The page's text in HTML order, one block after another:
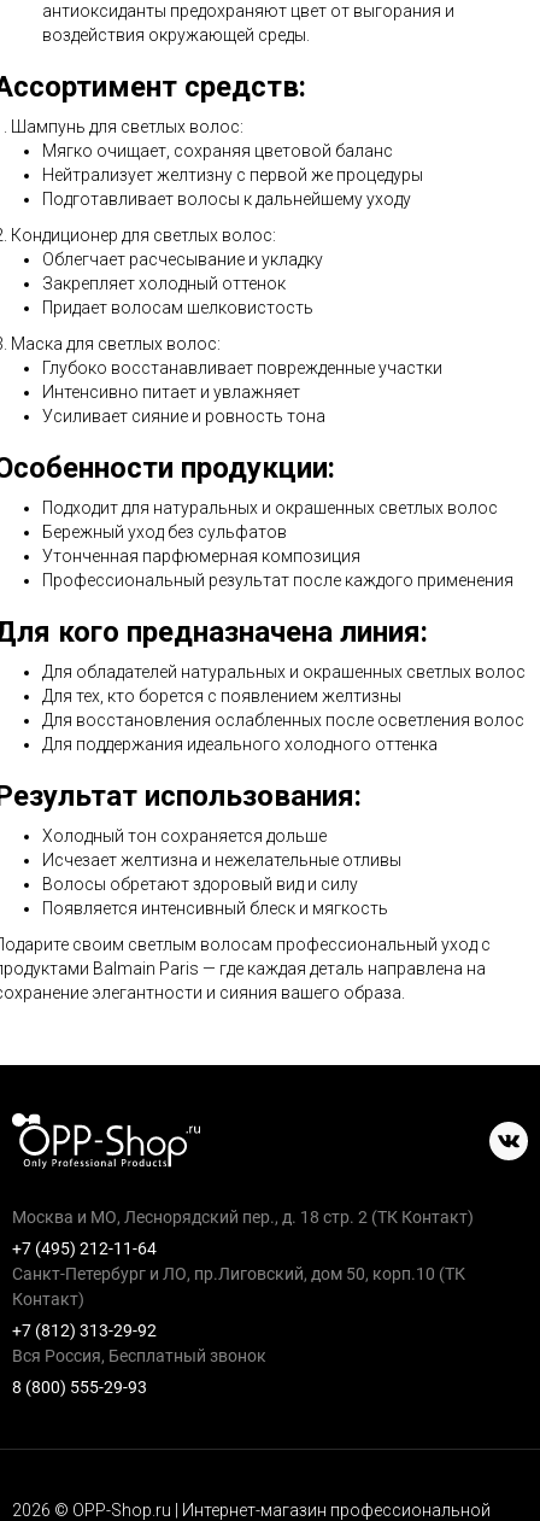
антиоксиданты предохраняют цвет от выгорания и
воздействия окружающей среды.
средств:
Шампунь для светлых волос:
Мягко очищает, сохраняя цветовой баланс
Нейтрализует желтизну с первой же процедуры
Подготавливает волосы к дальнейшему уходу
Кондиционер для светлых волос:
Облегчает расчесывание и укладку
Закрепляет холодный оттенок
Придает волосам шелковистость
Маска для светлых волос:
Глубоко восстанавливает поврежденные участки
Интенсивно питает и увлажняет
Усиливает сияние и ровность тона
продукции:
Подходит для натуральных и окрашенных светлых волос
Бережный уход без сульфатов
Утонченная парфюмерная композиция
Профессиональный результат после каждого применения
кого предназначена линия:
Для обладателей натуральных и окрашенных светлых волос
Для тех, кто борется с появлением желтизны
Для восстановления ослабленных после осветления волос
Для поддержания идеального холодного оттенка
использования:
Холодный тон сохраняется дольше
Исчезает желтизна и нежелательные отливы
Волосы обретают здоровый вид и силу
Появляется интенсивный блеск и мягкость
своим светлым волосам профессиональный уход с
Balmain Paris — где каждая деталь направлена на
элегантности и сияния вашего образа.
Москва и МО, Леснорядский пер., д. 18 стр. 2 (ТК Контакт)
+7 (495) 212-11-64
Санкт-Петербург и ЛО, пр.Лиговский, дом 50, корп.10 (ТК
Контакт)
+7 (812) 313-29-92
Вся Россия, Бесплатный звонок
8 (800) 555-29-93
2026 © OPP-Shop.ru | Интернет-магазин профессиональной